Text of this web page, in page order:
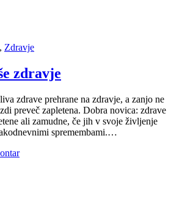
, Zdravje
zdravje
zdrave prehrane na zdravje, a zanjo ne
preveč zapletena. Dobra novica: zdrave
ali zamudne, če jih v svoje življenje
spremembami.…